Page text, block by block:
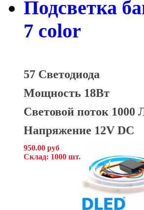
Подсветка
7 color
57 Светодиода
Мощность 18Вт
Световой поток 1000
Напряжение 12V DC
950.00 руб
Склад: 1000 шт.